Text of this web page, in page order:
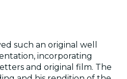
such an original well
incorporating
and original film. The